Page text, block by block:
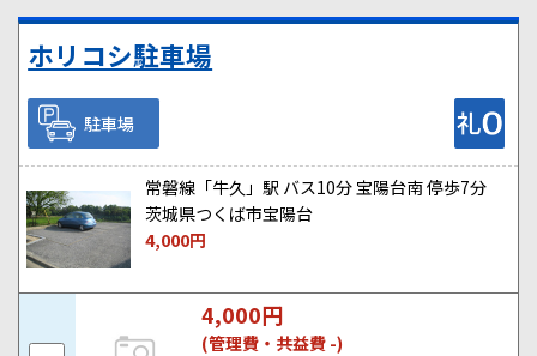
ホリコシ駐車場
駐車場
常磐線「牛久」駅 バス10分 宝陽台南 停歩7分
茨城県つくば市宝陽台
4,000円
4,000円
(管理費・共益費 -)